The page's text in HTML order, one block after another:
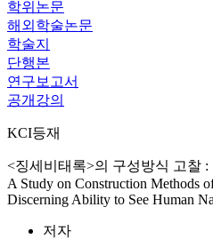
학위논문
해외학술논문
학술지
단행본
연구보고서
공개강의
KCI등재
<징세비태록>의 구성방식 고찰
A Study on Construction Methods
Discerning Ability to See Human
저자